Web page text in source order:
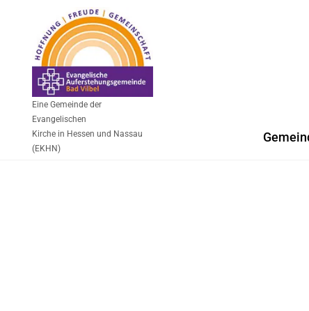
Eine Gemeinde der
Evangelischen
Kirche in Hessen und Nassau
(EKHN)